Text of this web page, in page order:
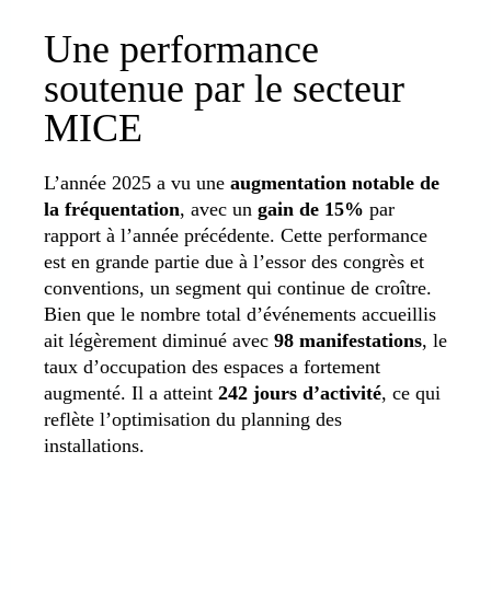
Une performance
soutenue par le secteur
MICE
L’année 2025 a vu une augmentation notable de
la fréquentation, avec un gain de 15% par
rapport à l’année précédente. Cette performance
est en grande partie due à l’essor des congrès et
conventions, un segment qui continue de croître.
Bien que le nombre total d’événements accueillis
ait légèrement diminué avec 98 manifestations, le
taux d’occupation des espaces a fortement
augmenté. Il a atteint 242 jours d’activité, ce qui
reflète l’optimisation du planning des
installations.